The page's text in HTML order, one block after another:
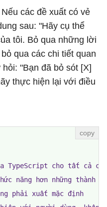
Nếu các đề xuất có vẻ
sau: "Hãy cụ thể
tôi. Bỏ qua những lời
qua các chi tiết quan
"Bạn đã bỏ sót [X]
thực hiện lại với điều
TypeScript cho tất cả
năng hơn những thành
phải xuất mặc định